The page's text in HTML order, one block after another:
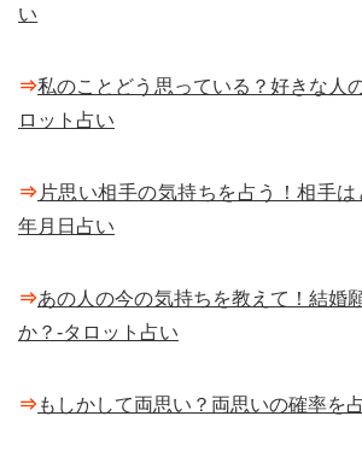
い
⇒私のことどう思っている？好きな人
ロット占い
⇒ 片思い相手の気持ちを占う！相手
年月日占い
⇒あの人の今の気持ちを教えて！結婚
か？-タロット占い
⇒もしかして両思い？両思いの確率を